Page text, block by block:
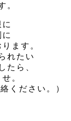
。
ます。
れたい
たら、
。
ください。）